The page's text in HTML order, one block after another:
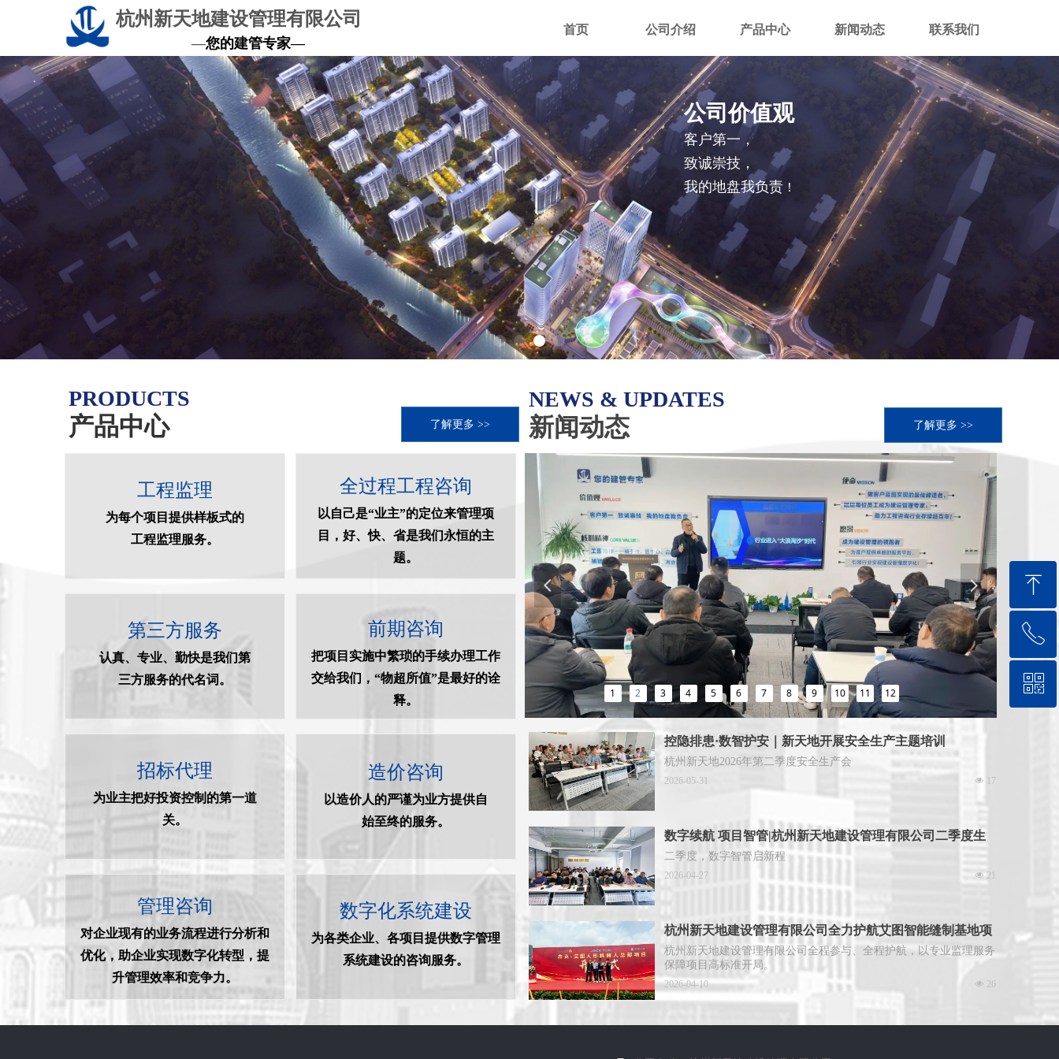
首页 公司介绍 产品中心 新闻动态 联系我们
杭州新天地建设管理有限公司
—您的建管专家—
PRODUCTS
产品中心
工程监理
为每个项目提供样板式的
工程监理服务。
全过程工程咨询
以自己是“业主”的定位来管理项
目，好、快、省是我们永恒的主
题。
前期咨询
把项目实施中繁琐的手续办理工作
交给我们，“物超所值”是最好的诠
释。
第三方服务
认真、专业、勤快是我们第
三方服务的代名词。
招标代理
为业主把好投资控制的第一道
关。
造价咨询
以造价人的严谨为业方提供自
始至终的服务。
管理咨询
对企业现有的业务流程进行分析和
优化，助企业实现数字化转型，提
升管理效率和竞争力。
数字化系统建设
为各类企业、各项目提供数字管理
系统建设的咨询服务。
NEWS & UPDATES
新闻动态
1 2 3 4 5 6 7 8 9 10 11 12
넳 넲
控隐排患·数智护安｜新天地开展安全生产主题培训
杭州新天地2026年第二季度安全生产会
넶 17
2026-05-31
数字续航 项目智管|杭州新天地建设管理有限公司二季度生
产工作会议顺利召开
二季度，数字智管启新程
넶 21
2026-04-27
杭州新天地建设管理有限公司全力护航艾图智能缝制基地项
目开工建设
杭州新天地建设管理有限公司全程参与、全程护航，以专业监理服务
保障项目高标准开局。
넶 26
2026-04-10
了解更多 >>
了解更多 >>
公司价值观
客户第一，
致诚崇技，
我的地盘我负责 ！
公司核心精神
精于技， 匠于心，品于行!
多思考，久坚持，再尝试！
ꁸ
回到顶部
ꂅ
0571-88562786
ꀥ